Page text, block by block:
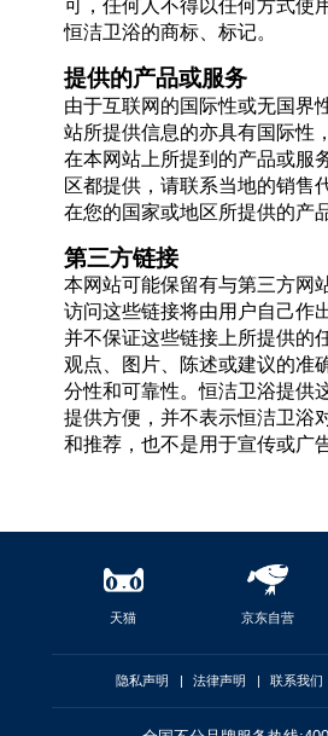
可，任何人不得以任何方式使
恒洁卫浴的商标、标记。
提供的产品或服务
由于互联网的国际性或无国界
站所提供信息的亦具有国际性
在本网站上所提到的产品或服
区都提供，请联系当地的销售
在您的国家或地区所提供的产
第三方链接
本网站可能保留有与第三方网
访问这些链接将由用户自己作
并不保证这些链接上所提供的
观点、图片、陈述或建议的准
分性和可靠性。恒洁卫浴提供
提供方便，并不表示恒洁卫浴
和推荐，也不是用于宣传或广
天猫 京东自营
隐私声明 法律声明 联系我们